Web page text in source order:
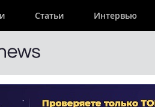
Статьи Интервью